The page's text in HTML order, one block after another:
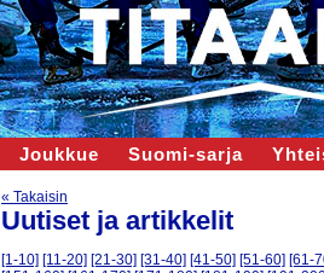
Joukkue Suomi-sarja
« Takaisin
Uutiset ja artikkelit
[1-10] [11-20] [21-30] [31-40] [41-50] [51-60] [61-